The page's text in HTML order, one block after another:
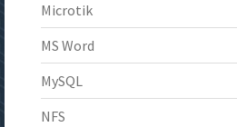
Microtik
MS Word
MySQL
NFS